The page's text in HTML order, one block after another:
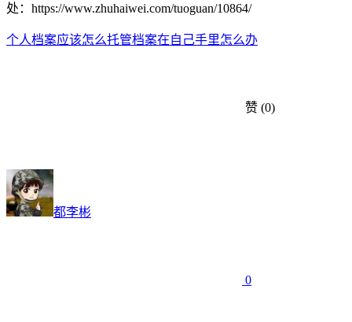
处：https://www.zhuhaiwei.com/tuoguan/10864/
个人档案应该怎么托管档案在自己手里怎么办
赞 (0)
都李彬
0